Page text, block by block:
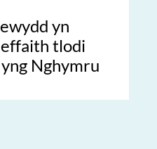
yn
tlodi
Nghymru